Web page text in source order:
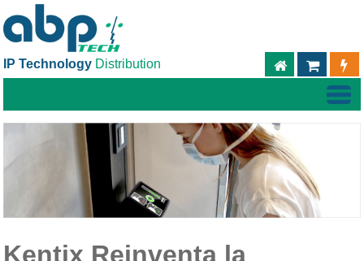
IP Technology Distribution
Kentix Reinventa la